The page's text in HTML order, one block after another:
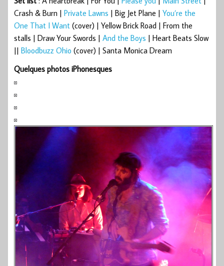
Crash & Burn | Private Lawns | Big Jet Plane | You’re the
One That I Want (cover) | Yellow Brick Road | From the
stalls | Draw Your Swords | And the Boys | Heart Beats Slow
|| Bloodbuzz Ohio (cover) | Santa Monica Dream
Quelques photos iPhonesques